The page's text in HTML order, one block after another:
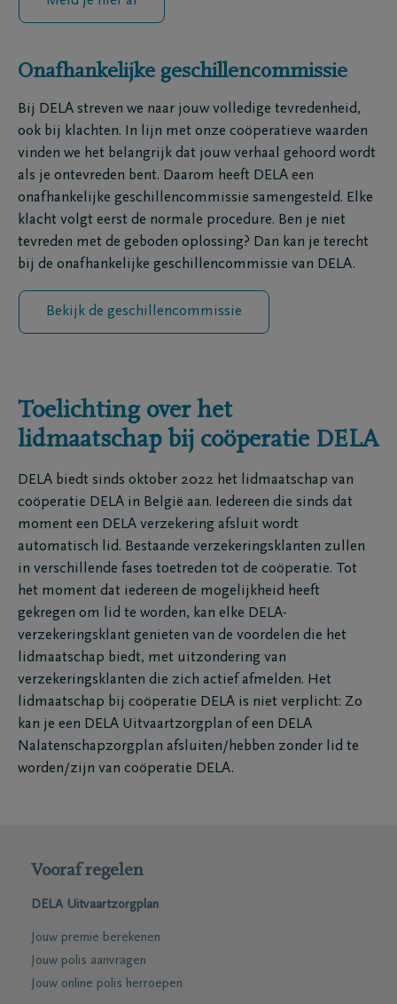
Onafhankelijke geschillencommissie
Bij DELA streven we naar jouw volledige tevredenheid,
ook bij klachten. In lijn met onze coöperatieve waarden
vinden we het belangrijk dat jouw verhaal gehoord wordt
als je ontevreden bent. Daarom heeft DELA een
onafhankelijke geschillencommissie samengesteld. Elke
klacht volgt eerst de normale procedure. Ben je niet
tevreden met de geboden oplossing? Dan kan je terecht
bij de onafhankelijke geschillencommissie van DELA.
Bekijk de geschillencommissie
Toelichting over het
lidmaatschap bij coöperatie DELA
DELA biedt sinds oktober 2022 het lidmaatschap van
coöperatie DELA in België aan. Iedereen die sinds dat
moment een DELA verzekering afsluit wordt
automatisch lid. Bestaande verzekeringsklanten zullen
in verschillende fases toetreden tot de coöperatie. Tot
het moment dat iedereen de mogelijkheid heeft
gekregen om lid te worden, kan elke DELA-
verzekeringsklant genieten van de voordelen die het
lidmaatschap biedt, met uitzondering van
verzekeringsklanten die zich actief afmelden. Het
lidmaatschap bij coöperatie DELA is niet verplicht: Zo
kan je een DELA Uitvaartzorgplan of een DELA
Nalatenschapzorgplan afsluiten/hebben zonder lid te
worden/zijn van coöperatie DELA.
Vooraf regelen
DELA Uitvaartzorgplan
Jouw premie berekenen
Jouw polis aanvragen
Jouw online polis herroepen